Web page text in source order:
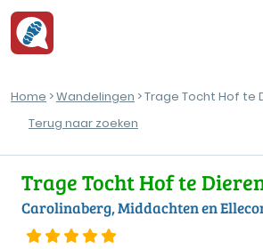
Home >Wandelingen > Trage Tocht Hof te
Terug naar zoeken
Trage Tocht Hof te
Carolinaberg, Middachten en